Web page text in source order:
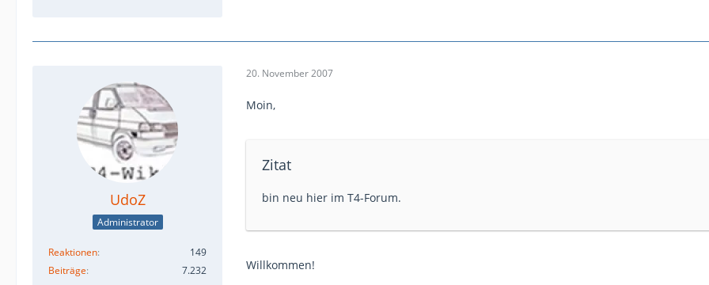
UdoZ
Administrator
Reaktionen
149
Beiträge
7.232
20. November 2007
Moin,
Zitat
bin neu hier im T4-Forum.
Willkommen!